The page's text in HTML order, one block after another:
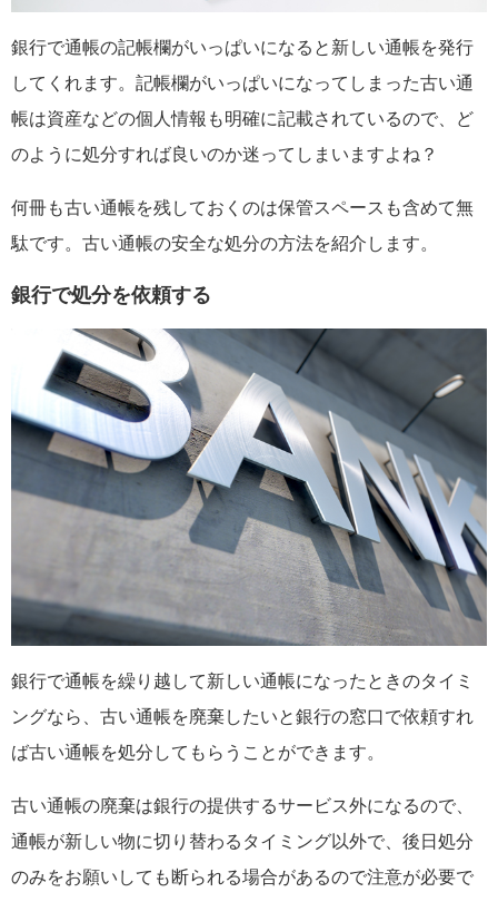
銀行で通帳の記帳欄がいっぱいになると新しい通帳を発行
してくれます。記帳欄がいっぱいになってしまった古い通
帳は資産などの個人情報も明確に記載されているので、ど
のように処分すれば良いのか迷ってしまいますよね？
何冊も古い通帳を残しておくのは保管スペースも含めて無
駄です。古い通帳の安全な処分の方法を紹介します。
銀行で処分を依頼する
銀行で通帳を繰り越して新しい通帳になったときのタイミ
ングなら、古い通帳を廃棄したいと銀行の窓口で依頼すれ
ば古い通帳を処分してもらうことができます。
古い通帳の廃棄は銀行の提供するサービス外になるので、
通帳が新しい物に切り替わるタイミング以外で、後日処分
のみをお願いしても断られる場合があるので注意が必要で